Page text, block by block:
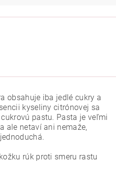
obsahuje iba jedlé cukry a
kyseliny citrónovej sa
pastu. Pasta je veľmi
ale netaví ani nemaže,
rúk proti smeru rastu